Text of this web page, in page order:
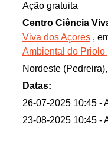
Ação gratuita
Centro Ciência
Viva dos Açores,
Ambiental do Priolo
Nordeste (Pedreira),
Datas:
26-07-2025 10:45 -
23-08-2025 10:45 -